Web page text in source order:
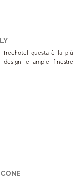
questa è la più
e ampie finestre